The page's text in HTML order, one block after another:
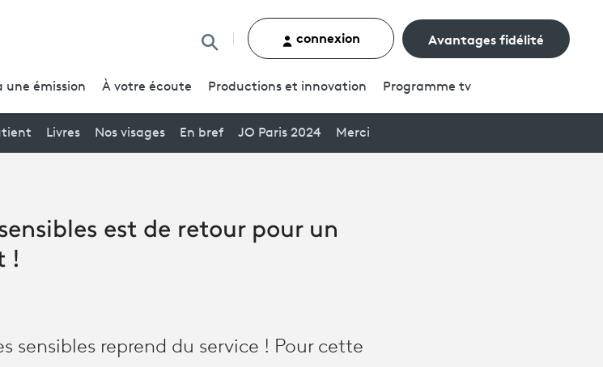
Rechercher un contenu
connexion Avantages fidélité
une émission À votre écoute Productions et innovation Programme tv
Livres Nos visages En bref JO Paris 2024 Merci
est de retour pour un
!
sensibles reprend du service ! Pour cette